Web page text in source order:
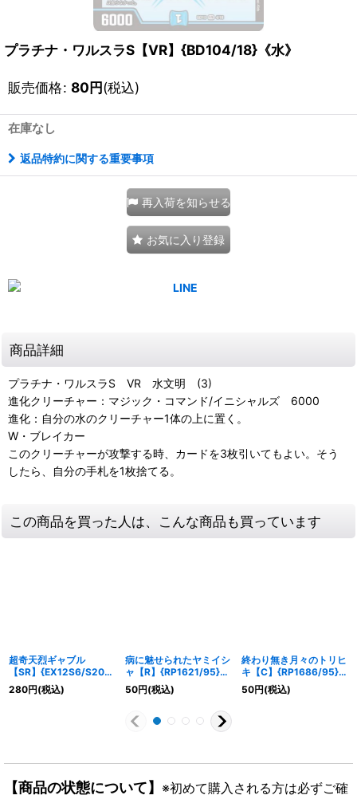
プラチナ・ワルスラS【VR】{BD104/18}《水》
販売価格: 80円(税込)
在庫なし
返品特約に関する重要事項
再入荷を知らせる
お気に入り登録
商品詳細
プラチナ・ワルスラS VR 水文明 (3)
進化クリーチャー：マジック・コマンド/イニシャルズ 6000
進化：自分の水のクリーチャー1体の上に置く。
W・ブレイカー
このクリーチャーが攻撃する時、カードを3枚引いてもよい。そう
したら、自分の手札を1枚捨てる。
この商品を買った人は、こんな商品も買っています
超奇天烈ギャブル
【SR】{EX12S6/S20}
《水》
280円(税込)
病に魅せられたヤミイシ
ャ【R】{RP1621/95}
《多》
50円(税込)
終わり無き月々のトリヒ
キ【C】{RP1686/95}
《多》
50円(税込)
【商品の状態について】 ※初めて購入される方は必ずご確